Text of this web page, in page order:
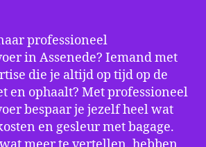
professioneel
in Assenede? Iemand met
die je altijd op tijd op de
en ophaalt? Met professioneel
bespaar je jezelf heel wat
en gesleur met bagage.